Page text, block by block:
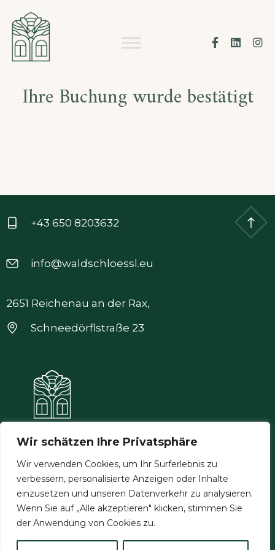
Wir schätzen Ihre Privatsphäre
Wir verwenden Cookies, um Ihr Surferlebnis zu
verbessern, personalisierte Anzeigen oder Inhalte
einzusetzen und unseren Datenverkehr zu analysieren.
Wenn Sie auf „Alle akzeptieren" klicken, stimmen Sie
der Anwendung von Cookies zu.
content
WALDSCHLÖSSL Facebook
Ihre Buchung wurde bestätigt
+43 650 8203632
info@waldschloessl.eu
2651 Reichenau an der Rax,
Schneedörflstraße 23
Allgemeine Geschäftsbedingungen
Datenschutzerklärung